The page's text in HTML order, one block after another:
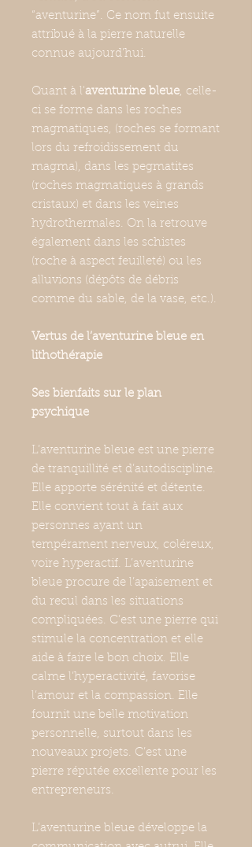
“aventurine”. Ce nom fut ensuite
attribué à la pierre naturelle
connue aujourd’hui.
Quant à l'aventurine bleue, celle-
ci se forme dans les roches
magmatiques, (roches se formant
lors du refroidissement du
magma), dans les pegmatites
(roches magmatiques à grands
cristaux) et dans les veines
hydrothermales. On la retrouve
également dans les schistes
(roche à aspect feuilleté) ou les
alluvions (dépôts de débris
comme du sable, de la vase, etc.).
Vertus de l’aventurine bleue en
lithothérapie
Ses bienfaits sur le plan
psychique
L’aventurine bleue est une pierre
de tranquillité et d’autodiscipline.
Elle apporte sérénité et détente.
Elle convient tout à fait aux
personnes ayant un
tempérament nerveux, coléreux,
voire hyperactif. L’aventurine
bleue procure de l’apaisement et
du recul dans les situations
compliquées. C’est une pierre qui
stimule la concentration et elle
aide à faire le bon choix. Elle
calme l’hyperactivité, favorise
l’amour et la compassion. Elle
fournit une belle motivation
personnelle, surtout dans les
nouveaux projets. C’est une
pierre réputée excellente pour les
entrepreneurs.
L’aventurine bleue développe la